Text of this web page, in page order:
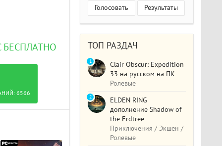
БЕСПЛАТНО
6566
Голосовать Результаты
ТОП РАЗДАЧ
Clair Obscur: Expedition
33 на русском на ПК
Ролевые
1
ELDEN RING
дополнение Shadow of
the Erdtree
Приключения / Экшен /
Ролевые
2